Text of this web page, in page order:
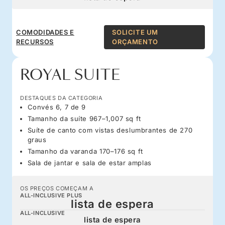
COMODIDADES E
RECURSOS
SOLICITE UM
ORÇAMENTO
ROYAL SUITE
DESTAQUES DA CATEGORIA
Convés 6, 7 de 9
Tamanho da suíte 967–1,007 sq ft
Suíte de canto com vistas deslumbrantes de 270
graus
Tamanho da varanda 170–176 sq ft
Sala de jantar e sala de estar amplas
OS PREÇOS COMEÇAM A
ALL-INCLUSIVE PLUS
lista de espera
ALL-INCLUSIVE
lista de espera